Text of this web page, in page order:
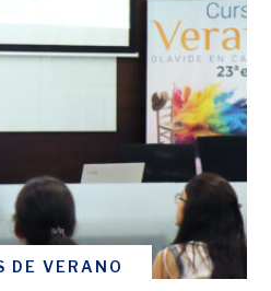
DE VERANO